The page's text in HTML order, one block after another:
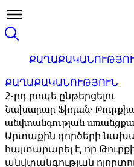
ՔԱՂԱՔԱԿԱՆՈՒԹՅՈՒՆ
2-րդ րոպե ընթերցելու
Նախարար Ֆիդան․
անվտանգության
Արտաքին գործերի
հայտարարել է, որ
անվտանգության